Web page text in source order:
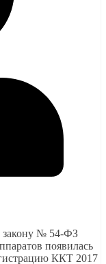
закону № 54-ФЗ
появилась
ККТ 2017